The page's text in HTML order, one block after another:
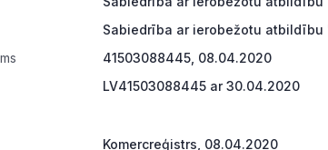
Sabiedrība ar ierobežotu atbildību
41503088445, 08.04.2020
LV41503088445 ar 30.04.2020
Komercreģistrs, 08.04.2020